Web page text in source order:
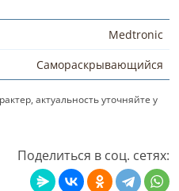
Medtronic
Самораскрывающийся
актуальность уточняйте у
Поделиться в соц. сетях: